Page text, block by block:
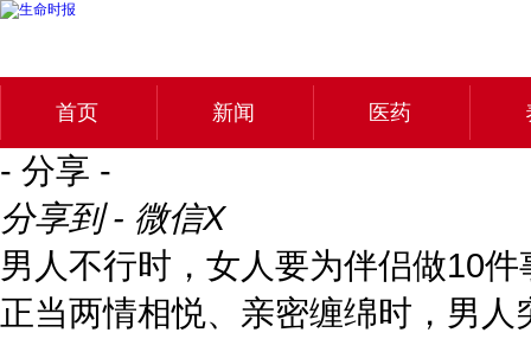
首页 新闻 医药
- 分享 -
分享到 - 微信X
男人不行时，女人要为伴侣做10件
正当两情相悦、亲密缠绵时，男